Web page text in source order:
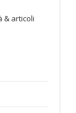
& articoli